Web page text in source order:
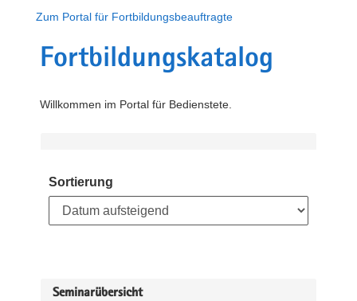
Zum Portal für Fortbildungsbeauftragte
Fortbildungskatalog
Willkommen im Portal für Bedienstete.
Sortierung
Seminarübersicht